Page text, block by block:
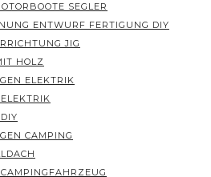
SEGLER
ENTWURF FERTIGUNG DIY
JIG
HOLZ
ELEKTRIK
CAMPING